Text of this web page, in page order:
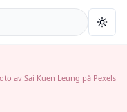
av Sai Kuen Leung på Pexels